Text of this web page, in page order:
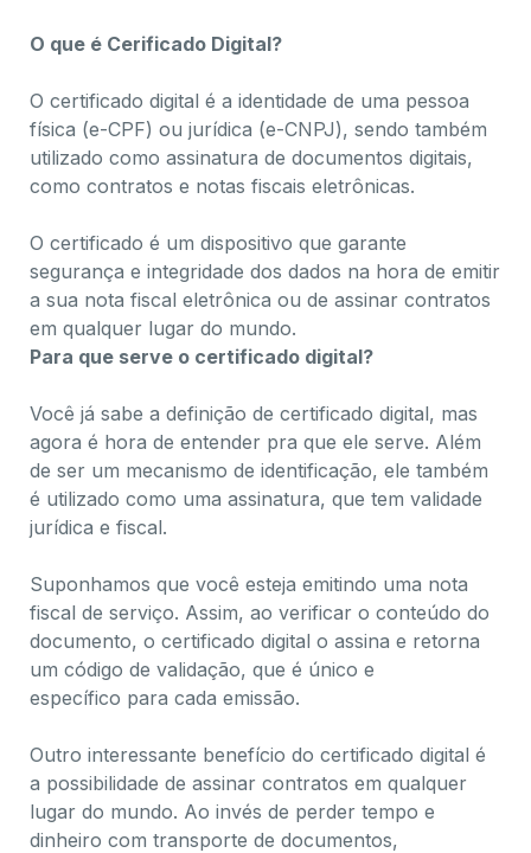
O que é Cerificado Digital?
O certificado digital é a identidade de uma pessoa
física (e-CPF) ou jurídica (e-CNPJ), sendo também
utilizado como assinatura de documentos digitais,
como contratos e notas fiscais eletrônicas.
O certificado é um dispositivo que garante
segurança e integridade dos dados na hora de emitir
a sua nota fiscal eletrônica ou de assinar contratos
em qualquer lugar do mundo.
Para que serve o certificado digital?
Você já sabe a definição de certificado digital, mas
agora é hora de entender pra que ele serve. Além
de ser um mecanismo de identificação, ele também
é utilizado como uma assinatura, que tem validade
jurídica e fiscal.
Suponhamos que você esteja emitindo uma nota
fiscal de serviço. Assim, ao verificar o conteúdo do
documento, o certificado digital o assina e retorna
um código de validação, que é único e
específico para cada emissão.
Outro interessante benefício do certificado digital é
a possibilidade de ​assinar contratos em qualquer
lugar do mundo. Ao invés de perder tempo e
dinheiro com transporte de documentos,